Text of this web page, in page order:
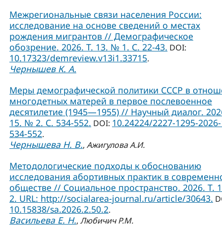
Межрегиональные связи населения России:
исследование на основе сведений о местах
рождения мигрантов // Демографическое
обозрение. 2026. Т. 13. № 1. С. 22-43. DOI:
10.17323/demreview.v13i1.33715.
Чернышев К. А.
Меры демографической политики СССР в
многодетных матерей в первое послевоенное
десятилетие (1945—1955) // Научный диалог.
15. № 2. С. 534-552. DOI: 10.24224/2227-1295-
534-552.
Чернышева Н. В., Ажигулова А.И.
Методологические подходы к обоснованию
исследования абортивных практик в
обществе // Социальное пространство. 2026. Т.
2. URL: http://socialarea-journal.ru/article/30643.
10.15838/sa.2026.2.50.2.
Васильева Е. Н., Любичич Р.М.